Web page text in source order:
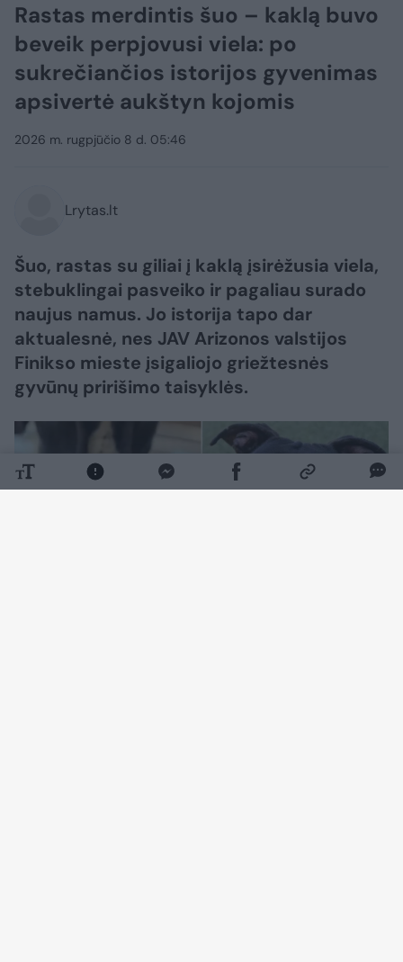
Rastas merdintis šuo – kaklą buvo
beveik perpjovusi viela: po
sukrečiančios istorijos gyvenimas
apsivertė aukštyn kojomis
2026 m. rugpjūčio 8 d. 05:46
Lrytas.lt
Šuo, rastas su giliai į kaklą įsirėžusia viela,
stebuklingai pasveiko ir pagaliau surado
naujus namus. Jo istorija tapo dar
aktualesnė, nes JAV Arizonos valstijos
Finikso mieste įsigaliojo griežtesnės
gyvūnų pririšimo taisyklės.